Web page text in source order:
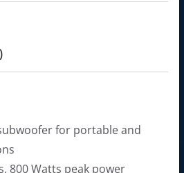
for portable and
800 Watts peak power